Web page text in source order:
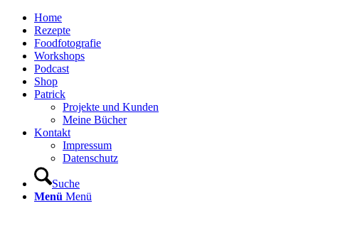
Home
Rezepte
Foodfotografie
Workshops
Podcast
Shop
Patrick
Projekte und Kunden
Meine Bücher
Kontakt
Impressum
Datenschutz
Suche
Menü Menü